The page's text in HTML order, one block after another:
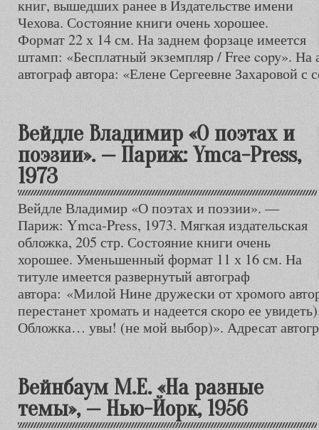
книг, вышедших ранее в Издательстве имени
Чехова. Состояние книги очень хорошее.
Формат 22 х 14 см. На заднем форзаце имеется
штамп: «Бесплатный экземпляр / Free copy». На
автограф автора: «Елене Сергеевне Захаровой
Вейдле Владимир «О поэтах и
поэзии». — Париж: Ymca-Press,
1973
Вейдле Владимир «О поэтах и поэзии». —
Париж: Ymca-Press, 1973. Мягкая издательская
обложка, 205 стр. Состояние книги очень
хорошее. Уменьшенный формат 11 х 16 см. На
титуле имеется развернутый автограф
автора: «Милой Нине дружески от хромого
перестанет хромать и надеется скоро ее
Обложка… увы! (не мой выбор)». Адресат
Вейнбаум М.Е. «На разные
темы», — Нью-Йорк, 1956